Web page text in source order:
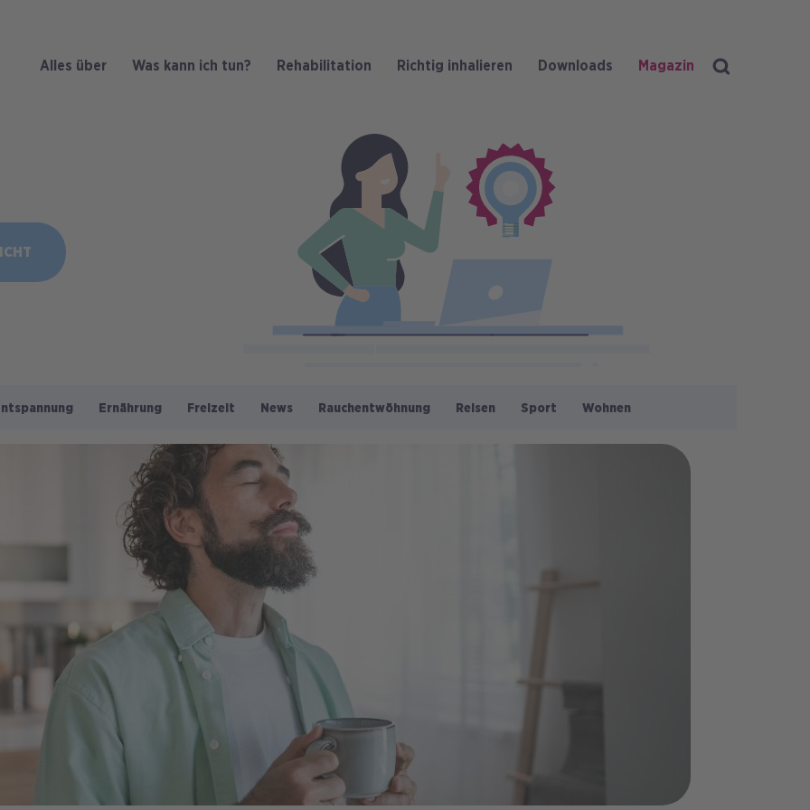
Alles über
Was kann ich tun? Rehabilitation Richtig inhalieren Downloads Magazin Suche
Ernährung Freizeit News Rauchentwöhnung Reisen Sport Wohnen